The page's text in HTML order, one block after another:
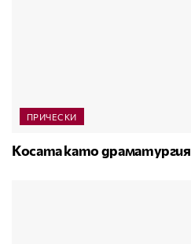
ПРИЧЕСКИ
Косата като драматургия